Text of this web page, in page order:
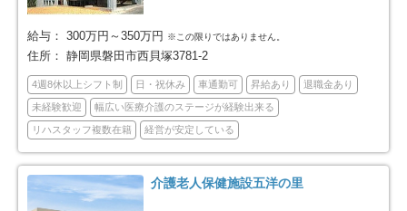
伊豆市 4 御前崎市 7
菊川市 伊豆の国市
牧之原市
給与： 300万円～350万円 ※この限りではありません。
住所： 静岡県磐田市西貝塚3781-2
4週8休以上シフト制 日・祝休み 車通勤可 昇給あり 退職金あり
未経験歓迎 幅広い医療介護のステージが経験出来る
リハスタッフ複数在籍 経営が安定している
介護老人保健施設五洋の里